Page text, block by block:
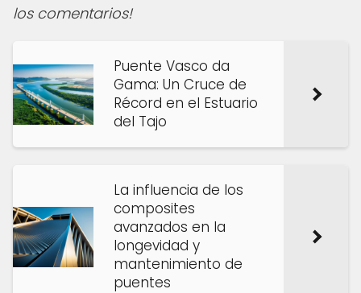
los comentarios!
Puente Vasco da
Gama: Un Cruce de
Récord en el Estuario
del Tajo
La influencia de los
composites
avanzados en la
longevidad y
mantenimiento de
puentes